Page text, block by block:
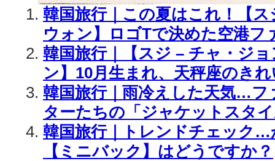
韓国旅行｜この夏はこれ！【
ウォン】ロゴTで決めた空港フ
韓国旅行｜【スジ – チャ・ジ
ン】10月生まれ、天秤座のき
韓国旅行｜雨冷えした天気…フ
ターたちの「ジャケットスタ
韓国旅行｜トレンドチェック
【ミニバック】はどうですか？